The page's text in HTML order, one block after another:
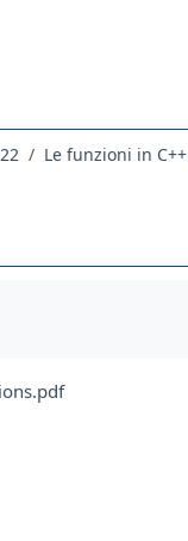
Le funzioni in C++